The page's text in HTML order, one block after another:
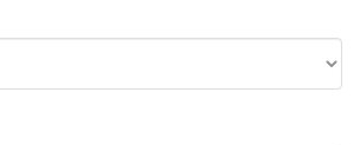
Price on call